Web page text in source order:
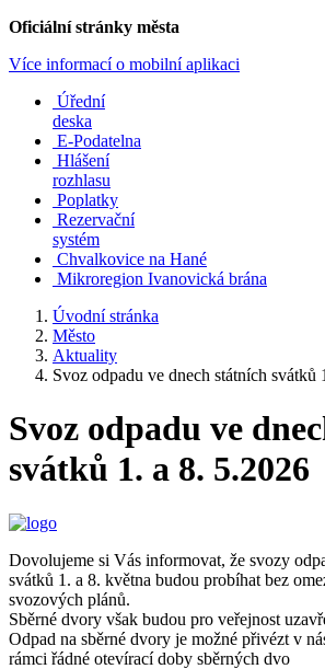
Oficiální stránky města
Více informací o mobilní aplikaci
Úřední
deska
E-Podatelna
Hlášení
rozhlasu
Poplatky
Rezervační
systém
Chvalkovice na Hané
Mikroregion Ivanovická brána
Úvodní stránka
Město
Aktuality
Svoz odpadu ve dnech státních svátků
Svoz odpadu ve
svátků 1. a 8. 5.2026
Dovolujeme si Vás informovat, že svozy
svátků 1. a 8. května budou probíhat bez
svozových plánů.
Sběrné dvory však budou pro veřejnost
Odpad na sběrné dvory je možné přivézt v
rámci řádné otevírací doby sběrných dvo